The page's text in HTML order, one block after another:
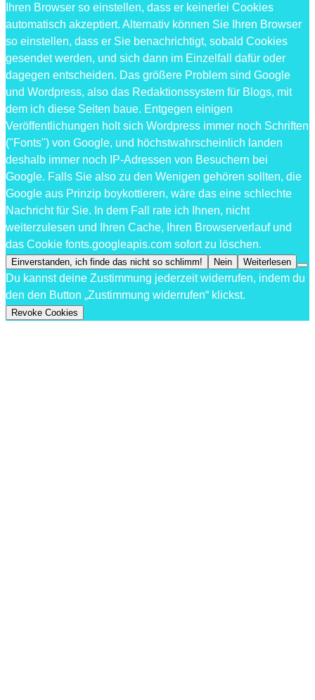
Ihren Browser so einstellen, dass er keinerlei Cookies
automatisch akzeptiert. Alternativ können Sie Ihren Browser
so einstellen, dass er Sie benachrichtigt, sobald Cookies
gesendet werden, und sich dann im Einzelfall dafür oder
dagegen entscheiden. Das größere Problem sind Google
und Wordpress, also das Redaktionssystem für Blogs, mit
dem ich diese Seiten baue. Entgegen einigen
Veröffentlichungen holt sich Wordpress immer noch Schriften
("Fonts") von Google, und höchstwahrscheinlich landen
deshalb immer noch IP-Adressen von Besuchern bei
Google. Falls Sie also zu den Wenigen gehören sollten, die
Google aus Prinzip boykottieren, wäre das eine schlechte
Nachricht für Sie. In dem Fall rate ich Ihnen, nicht
weiterzulesen und Ihren Cache, Ihren Browserverlauf und
das Cookie fonts.googleapis.com sofort zu löschen.
Einverstanden, ich finde das nicht so schlimm! Nein Weiterlesen
Du kannst deine Zustimmung jederzeit widerrufen, indem du
den den Button „Zustimmung widerrufen“ klickst.
Revoke Cookies